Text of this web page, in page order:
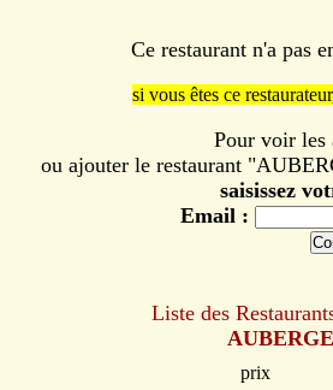
Ce restaurant n'a pas
si vous êtes ce
Pour voir les
ou ajouter le restaurant
saisissez
Email :
Liste des
prix